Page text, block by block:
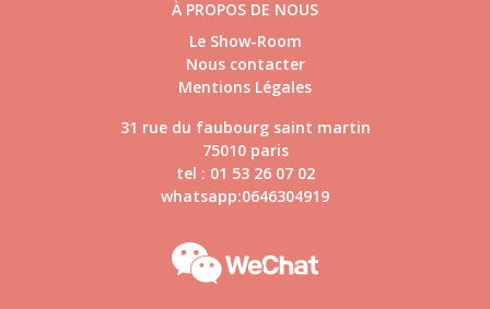
À PROPOS DE NOUS
Le Show-Room
Nous contacter
Mentions Légales
31 rue du faubourg saint martin
75010 paris
tel : 01 53 26 07 02
whatsapp:0646304919